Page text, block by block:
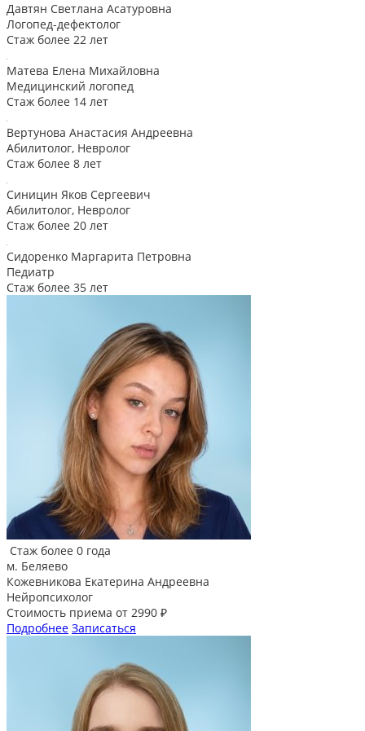
Давтян Светлана Асатуровна
Логопед-дефектолог
Стаж более 22 лет
Матева Елена Михайловна
Медицинский логопед
Стаж более 14 лет
Вертунова Анастасия Андреевна
Абилитолог, Невролог
Стаж более 8 лет
Синицин Яков Сергеевич
Абилитолог, Невролог
Стаж более 20 лет
Сидоренко Маргарита Петровна
Педиатр
Стаж более 35 лет
Стаж более 0 года
м. Беляево
Кожевникова Екатерина Андреевна
Нейропсихолог
Стоимость приема от 2990 ₽
Подробнее Записаться